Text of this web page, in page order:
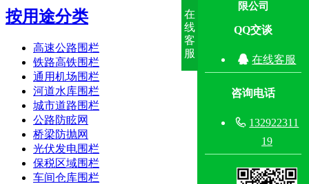
按用途分类
高速公路围栏
铁路高铁围栏
通用机场围栏
河道水库围栏
城市道路围栏
公路防眩网
桥梁防抛网
光伏发电围栏
保税区域围栏
车间仓库围栏
在
线
客
服
限公司
QQ交谈
 在线客服
咨询电话
 132922311
19